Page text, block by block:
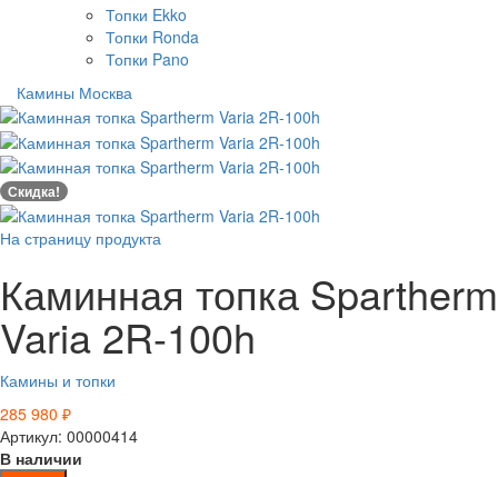
Топки Ekko
Топки Ronda
Топки Pano
Камины Москва
Скидка!
На страницу продукта
Каминная топка Spartherm
Varia 2R-100h
Камины и топки
285 980 ₽
Артикул: 00000414
В наличии